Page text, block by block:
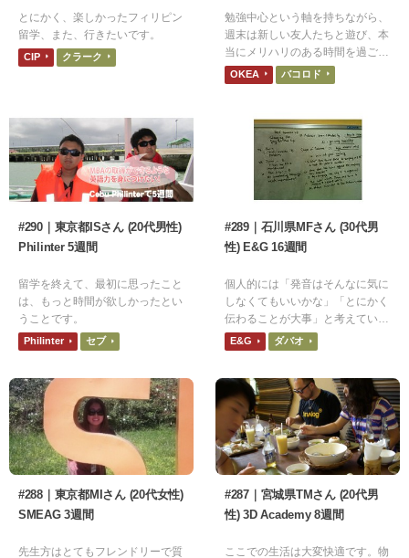
とにかく、楽しかったフィリピン
留学、また、行きたいです。
CIP クラーク
勉強中心という軸を持ちながら、
週末は新しい友人たちと遊び、本
当にメリハリのある時間を過ごす
ことが出来ました。学生時代に戻
ったようで、リフレッシュ出来ま
OKEA バコロド
#290｜東京都ISさん (20代男性)
Philinter 5週間
留学を終えて、最初に思ったこと
は、もっと時間が欲しかったとい
うことです。
Philinter セブ
#289｜石川県MFさん (30代男
性) E&G 16週間
個人的には「発音はそんなに気に
しなくてもいいかな」「とにかく
伝わることが大事」と考えてい
て、そういう意味では、コストパ
フォーマンスも含めて、本当に最
E&G ダバオ
#288｜東京都MIさん (20代女性)
SMEAG 3週間
先生方はとてもフレンドリーで質
#287｜宮城県TMさん (20代男
性) 3D Academy 8週間
ここでの生活は大変快適です。物